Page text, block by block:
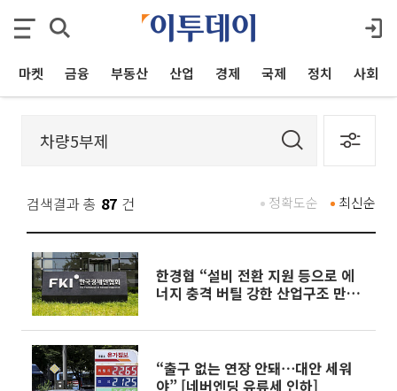
마켓 금융 부동산 산업 경제 국제 정치 사회
검색결과 총 87 건 최신순
정확도순
한경협 “설비 전환 지원 등으로 에
너지 충격 버틸 강한 산업구조 만들
“출구 없는 연장 안돼⋯대안 세워
야” [네버엔딩 유류세 인하]